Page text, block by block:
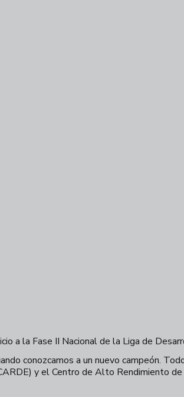
a la Fase II Nacional de la Liga de
conozcamos a un nuevo campeón.
y el Centro de Alto Rendimiento